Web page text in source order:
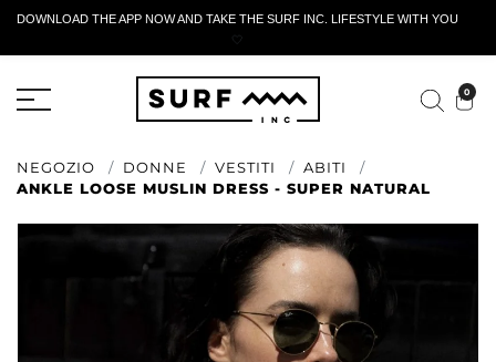
DOWNLOAD THE APP NOW AND TAKE THE SURF INC. LIFESTYLE WITH YOU
🤍
0
NEGOZIO DONNE VESTITI
ABITI
ANKLE LOOSE MUSLIN DRESS - SUPER NATURAL
MODULO DI RESTITUZIONE ATTIVO